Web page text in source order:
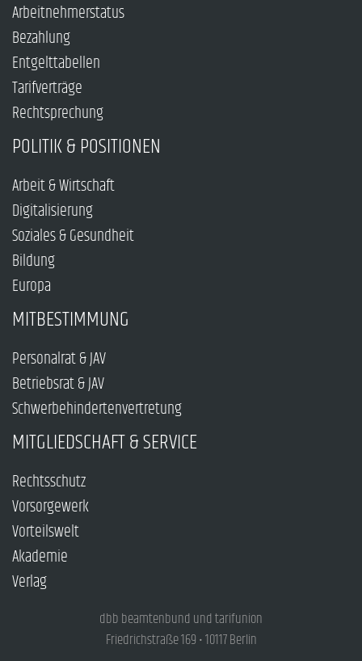
Arbeitnehmerstatus
Bezahlung
Entgelttabellen
Tarifverträge
Rechtsprechung
POLITIK & POSITIONEN
Arbeit & Wirtschaft
Digitalisierung
Soziales & Gesundheit
Bildung
Europa
MITBESTIMMUNG
Personalrat & JAV
Betriebsrat & JAV
Schwerbehindertenvertretung
MITGLIEDSCHAFT & SERVICE
Rechtsschutz
Vorsorgewerk
Vorteilswelt
Akademie
Verlag
dbb beamtenbund und tarifunion
Friedrichstraße 169 • 10117 Berlin